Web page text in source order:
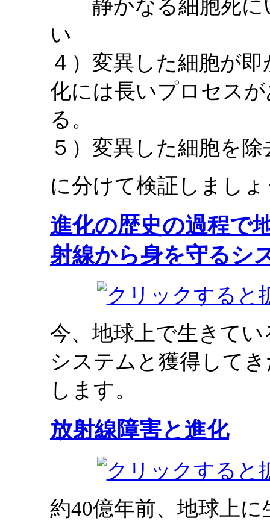
静かなる細胞死に
い
４）変異した細胞が
化には長いプロセス
る。
５）変異した細胞を
に分けて検証しまし
進化の歴史の過程で
射線から身を守るシ
今、地球上で生きて
システムと獲得して
します。
放射線障害と進化
約40億年前、地球上